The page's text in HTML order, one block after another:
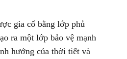
gia cố bằng lớp phủ
ra một lớp bảo vệ mạnh
hưởng của thời tiết và